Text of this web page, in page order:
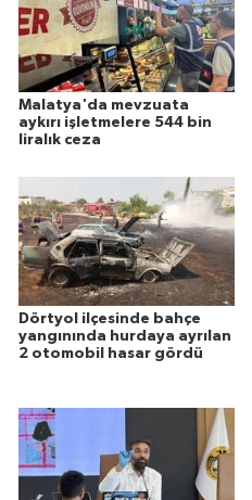
Malatya'da mevzuata
aykırı işletmelere 544 bin
liralık ceza
Dörtyol ilçesinde bahçe
yangınında hurdaya ayrılan
2 otomobil hasar gördü